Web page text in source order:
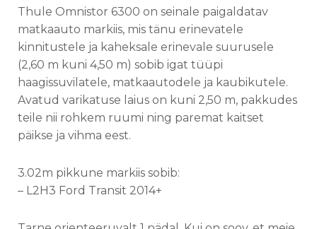
Thule Omnistor 6300 on seinale paigaldatav
matkaauto markiis, mis tänu erinevatele
kinnitustele ja kaheksale erinevale suurusele
(2,60 m kuni 4,50 m) sobib igat tüüpi
haagissuvilatele, matkaautodele ja kaubikutele.
Avatud varikatuse laius on kuni 2,50 m, pakkudes
teile nii rohkem ruumi ning paremat kaitset
päikse ja vihma eest.
3.02m pikkune markiis sobib:
– L2H3 Ford Transit 2014+